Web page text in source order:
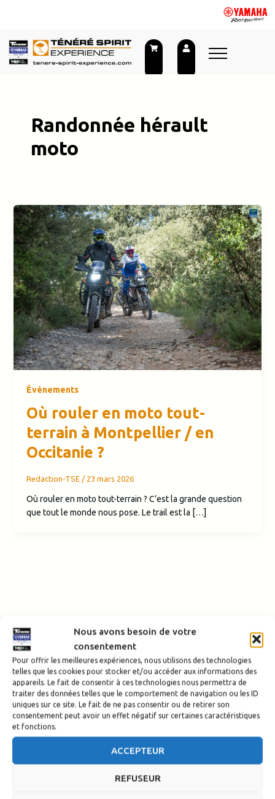
Nous avons besoin de votre
consentement
Pour offrir les meilleures expériences, nous utilisons des technologies
telles que les cookies pour stocker et/ou accéder aux informations des
appareils. Le fait de consentir à ces technologies nous permettra de
traiter des données telles que le comportement de navigation ou les ID
uniques sur ce site. Le fait de ne pas consentir ou de retirer son
consentement peut avoir un effet négatif sur certaines caractéristiques
et fonctions.
ACCEPTEUR
REFUSEUR
Randonnée hérault
moto
Événements
Où rouler en moto tout-
terrain à Montpellier / en
Occitanie ?
Redaction-TSE / 23 mars 2026
Où rouler en moto tout-terrain ? C’est la grande question
que tout le monde nous pose. Le trail est la […]